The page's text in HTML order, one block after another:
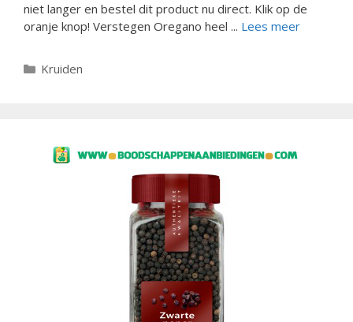
niet langer en bestel dit product nu direct. Klik op de
oranje knop! Verstegen Oregano heel ... Lees meer
Categorieën
Kruiden